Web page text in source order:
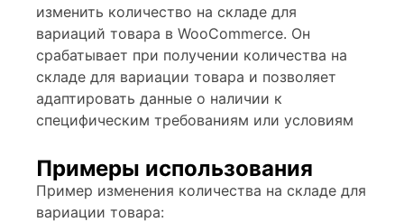
изменить количество на складе для
вариаций товара в WooCommerce. Он
срабатывает при получении количества на
складе для вариации товара и позволяет
адаптировать данные о наличии к
специфическим требованиям или условиям
Примеры использования
Пример изменения количества на складе для
вариации товара: